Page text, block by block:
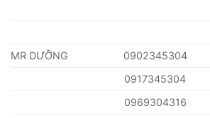
MR DƯỠNG
0902345304
0917345304
0969304316